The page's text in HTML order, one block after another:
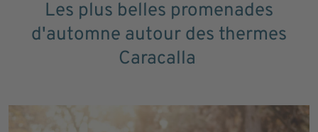
Les plus belles promenades
d'automne autour des thermes
Caracalla